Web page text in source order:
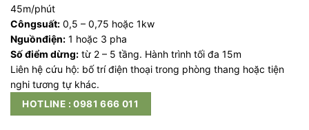
45m/phút
Côngsuất: 0,5 – 0,75 hoặc 1kw
Nguồnđiện: 1 hoặc 3 pha
Số điểm dừng: từ 2 – 5 tầng. Hành trình tối đa 15m
Liên hệ cứu hộ: bố trí điện thoại trong phòng thang hoặc tiện
nghi tương tự khác.
HOTLINE : 0981 666 011